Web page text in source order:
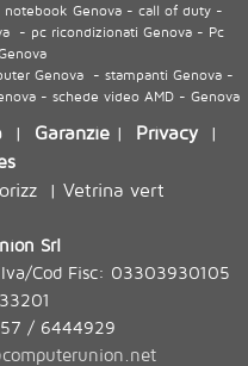
notebook Genova - call of duty -
- pc ricondizionati Genova - Pc
Genova - stampanti Genova -
- schede video AMD - Genova
| Garanzie | Privacy|
| Vetrina vert
Srl
Cod Fisc: 03303930105
/ 6444929